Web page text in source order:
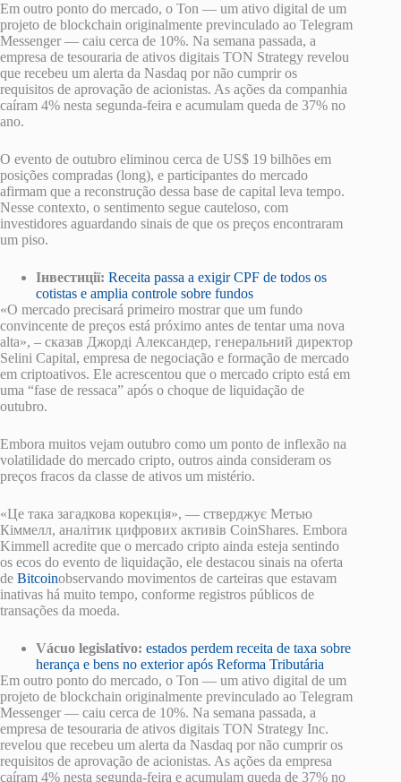
Em outro ponto do mercado, o Ton — um ativo digital de um
projeto de blockchain originalmente previnculado ao Telegram
Messenger — caiu cerca de 10%. Na semana passada, a
empresa de tesouraria de ativos digitais TON Strategy revelou
que recebeu um alerta da Nasdaq por não cumprir os
requisitos de aprovação de acionistas. As ações da companhia
caíram 4% nesta segunda-feira e acumulam queda de 37% no
ano.
O evento de outubro eliminou cerca de US$ 19 bilhões em
posições compradas (long), e participantes do mercado
afirmam que a reconstrução dessa base de capital leva tempo.
Nesse contexto, o sentimento segue cauteloso, com
investidores aguardando sinais de que os preços encontraram
um piso.
Інвестиції: Receita passa a exigir CPF de todos os
cotistas e amplia controle sobre fundos
«O mercado precisará primeiro mostrar que um fundo
convincente de preços está próximo antes de tentar uma nova
alta», – сказав Джорді Александер, генеральний директор
Selini Capital, empresa de negociação e formação de mercado
em criptoativos. Ele acrescentou que o mercado cripto está em
uma “fase de ressaca” após o choque de liquidação de
outubro.
Embora muitos vejam outubro como um ponto de inflexão na
volatilidade do mercado cripto, outros ainda consideram os
preços fracos da classe de ativos um mistério.
«Це така загадкова корекція», — стверджує Метью
Кіммелл, аналітик цифрових активів CoinShares. Embora
Kimmell acredite que o mercado cripto ainda esteja sentindo
os ecos do evento de liquidação, ele destacou sinais na oferta
de Bitcoinobservando movimentos de carteiras que estavam
inativas há muito tempo, conforme registros públicos de
transações da moeda.
Vácuo legislativo: estados perdem receita de taxa sobre
herança e bens no exterior após Reforma Tributária
Em outro ponto do mercado, o Ton — um ativo digital de um
projeto de blockchain originalmente previnculado ao Telegram
Messenger — caiu cerca de 10%. Na semana passada, a
empresa de tesouraria de ativos digitais TON Strategy Inc.
revelou que recebeu um alerta da Nasdaq por não cumprir os
requisitos de aprovação de acionistas. As ações da empresa
caíram 4% nesta segunda-feira e acumulam queda de 37% no